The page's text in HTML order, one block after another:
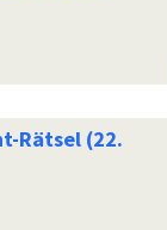
Rätsel (22.